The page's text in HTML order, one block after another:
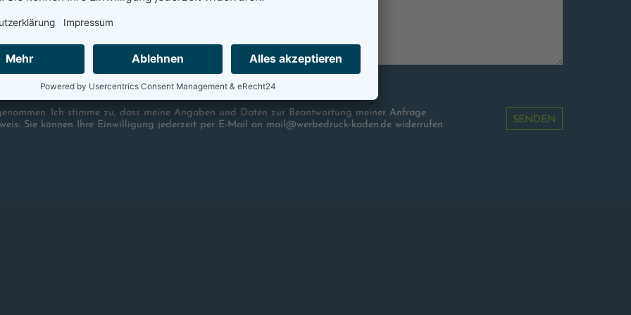
Ich stimme zu, dass meine Angaben und Daten zur Beantwortung meiner Anfrage
Sie können Ihre Einwilligung jederzeit per E-Mail an mail@werbedruck-kaden.de widerrufen.
SENDEN